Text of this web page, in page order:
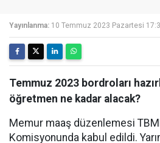
Yayınlanma: 10 Temmuz 2023 Pazartesi
Temmuz 2023 bordroları
öğretmen ne kadar alacak?
Memur maaş düzenlemesi
Komisyonunda kabul edildi.